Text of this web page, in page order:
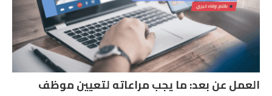
العمل عن بعد: ما يجب مراعاته لتعيين موظف